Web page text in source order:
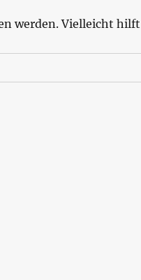
werden. Vielleicht